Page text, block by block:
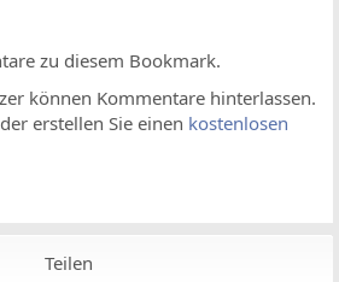
zu diesem Bookmark.
können Kommentare hinterlassen.
erstellen Sie einen kostenlosen
Teilen